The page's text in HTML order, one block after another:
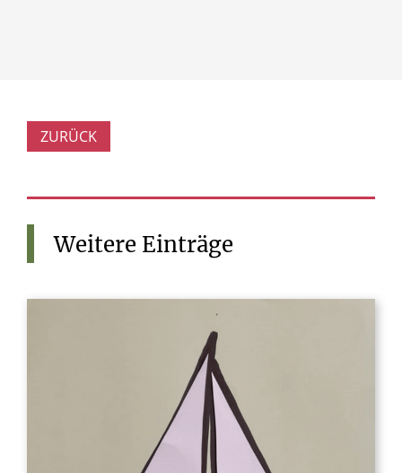
ZURÜCK
Weitere Einträge